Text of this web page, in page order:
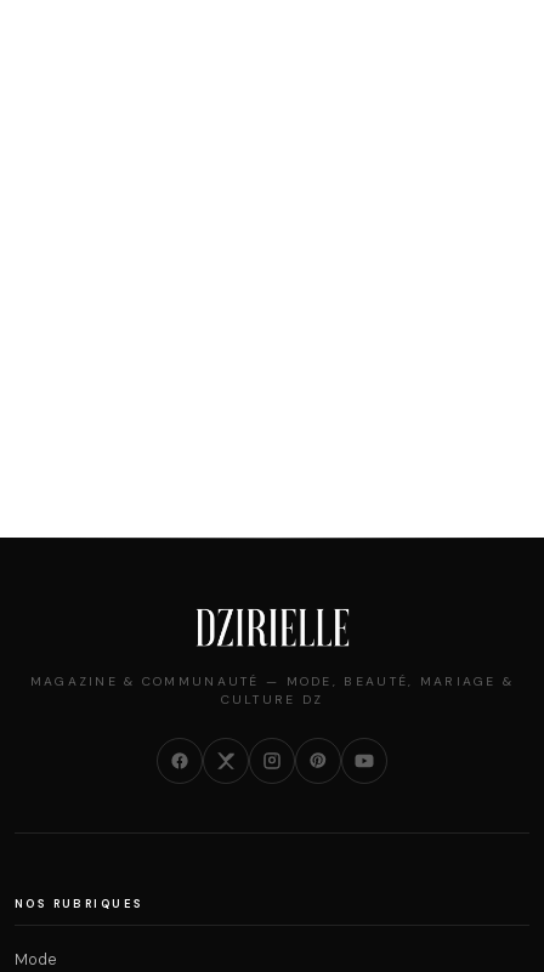
MAGAZINE & COMMUNAUTÉ — MODE, BEAUTÉ, MARIAGE &
CULTURE DZ
NOS RUBRIQUES
Mode